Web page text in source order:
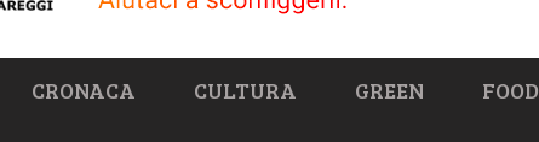
CRONACA CULTURA GREEN FOOD